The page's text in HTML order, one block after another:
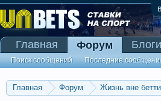
Главная Форум Жизнь вне
Главная Форум
Поиск сообщений Последние
Блоги